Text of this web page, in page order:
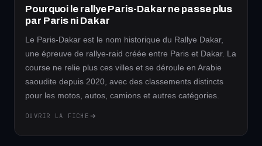
Pourquoi le rallye Paris-Dakar ne passe plus
par Paris ni Dakar
Le Paris-Dakar est le nom historique du Rallye Dakar,
une épreuve de rallye-raid créée entre Paris et Dakar. La
course ne relie plus ces villes et se déroule en Arabie
saoudite depuis 2020, avec des classements distincts
pour les motos, autos, camions et autres catégories.
OUVRIR LA FICHE